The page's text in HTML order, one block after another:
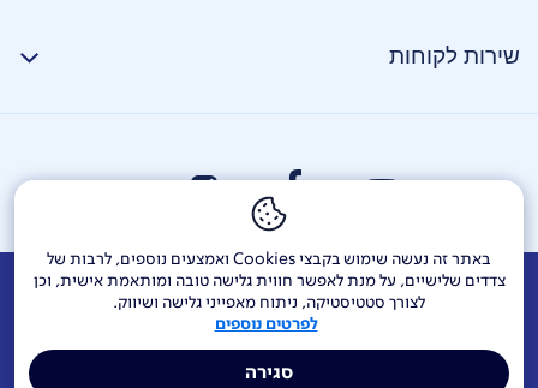
באתר זה נעשה שימוש בקבצי Cookies ואמצעים נוספים, לרבות של
צדדים שלישיים, על מנת לאפשר חווית גלישה טובה ומותאמת אישית, וכן
לצורך סטטיסטיקה, ניתוח מאפייני גלישה ושיווק.
לפרטים נוספים
סגירה
שירות לקוחות
אודות דרושים צור קשר Investor Relations
הודעות חברה
מוקדי שירות ופניות ציבור
144 בזק בינלאומי